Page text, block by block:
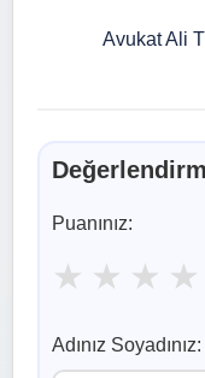
Avukat Ali
Puanınız:
★ ★ ★ ★
Adınız Soyadınız: